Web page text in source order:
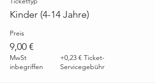
Kinder (4-14 Jahre)
Preis
9,00 €
MwSt
inbegriffen
+0,23 € Ticket-
Servicegebühr